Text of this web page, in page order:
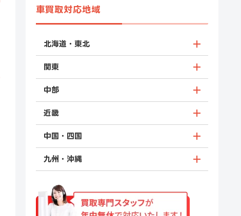
車買取対応地域
北海道・東北
関東
中部
近畿
中国・四国
九州・沖縄